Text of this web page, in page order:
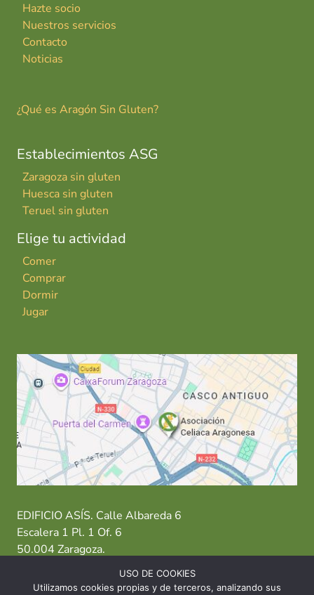
Hazte socio
Nuestros servicios
Contacto
Noticias
¿Qué es Aragón Sin Gluten?
Establecimientos ASG
Zaragoza sin gluten
Huesca sin gluten
Teruel sin gluten
Elige tu actividad
Comer
Comprar
Dormir
Jugar
EDIFICIO ASÍS. Calle Albareda 6
Escalera 1 Pl. 1 Of. 6
50.004 Zaragoza.
T: 976 484 949 M: 635 638 563
USO DE COOKIES
Utilizamos cookies propias y de terceros, analizando sus